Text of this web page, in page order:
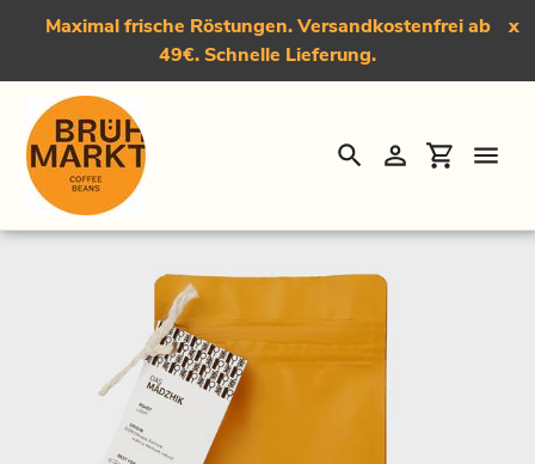
Direkt
Maximal frische Röstungen. Versandkostenfrei ab
49€. Schnelle Lieferung.
x
SuchenEinloggen
Startseite › Das Mädzhik, Light Roast Kaffee - Special Edition